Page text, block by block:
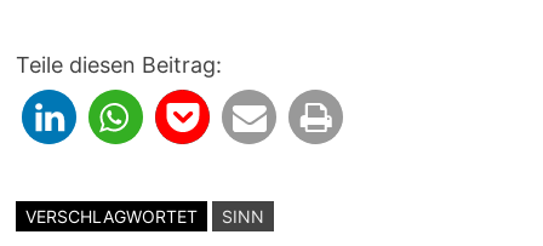
Teile diesen Beitrag:
VERSCHLAGWORTET SINN